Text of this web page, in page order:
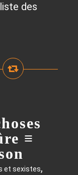
des
≡
et sexistes,